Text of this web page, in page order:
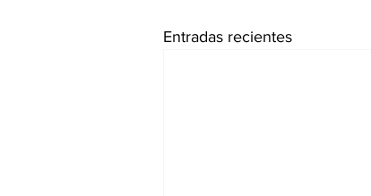
Entradas recientes